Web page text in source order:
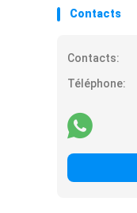
Contacts
Contacts:
Téléphone: